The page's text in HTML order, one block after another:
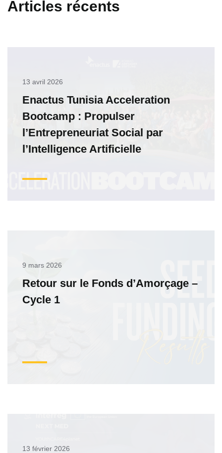
Articles récents
13 avril 2026
Enactus Tunisia Acceleration
Bootcamp : Propulser
l’Entrepreneuriat Social par
l’Intelligence Artificielle
9 mars 2026
Retour sur le Fonds d’Amorçage –
Cycle 1
13 février 2026